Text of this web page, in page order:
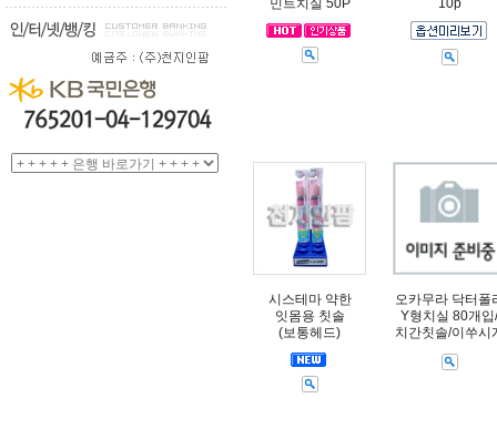
민트치실 50P
10p
시스테마 약한
잇몸용 칫솔
(보통헤드)
오카무라 닥터폴
Y형치실 80개입/
치간칫솔/이쑤시